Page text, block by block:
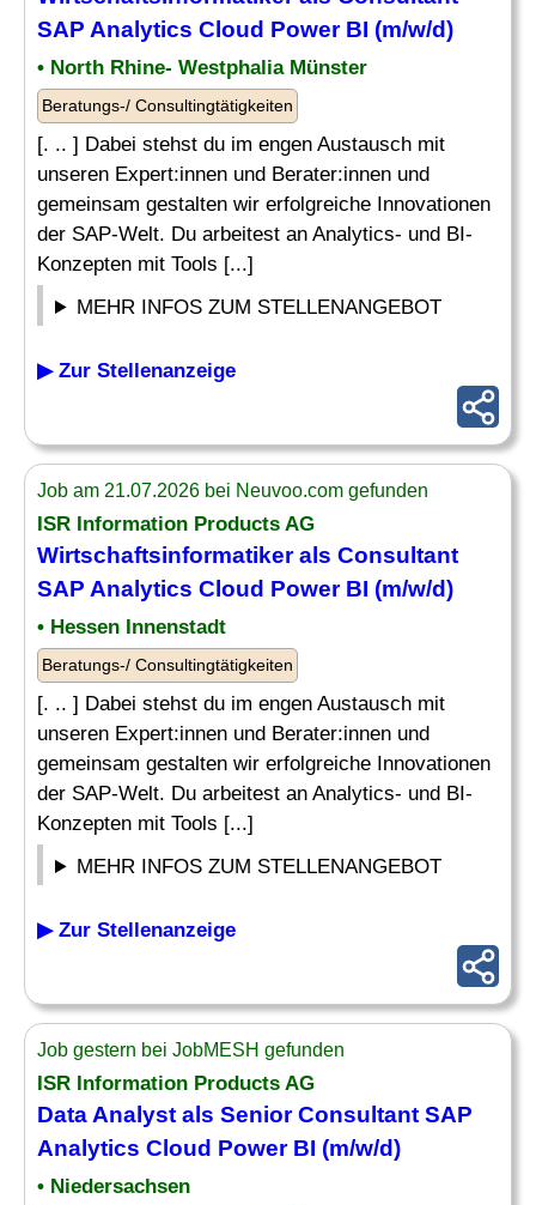
SAP Analytics Cloud Power BI (m/w/d)
• North Rhine- Westphalia Münster
Beratungs-/ Consultingtätigkeiten
[. .. ] Dabei stehst du im engen Austausch mit
unseren Expert:innen und Berater:innen und
gemeinsam gestalten wir erfolgreiche Innovationen
der SAP-Welt. Du arbeitest an Analytics- und BI-
Konzepten mit Tools [...]
MEHR INFOS ZUM STELLENANGEBOT
▶ Zur Stellenanzeige
Job am 21.07.2026 bei Neuvoo.com gefunden
ISR Information Products AG
Wirtschaftsinformatiker als Consultant
SAP Analytics Cloud Power BI (m/w/d)
• Hessen Innenstadt
Beratungs-/ Consultingtätigkeiten
[. .. ] Dabei stehst du im engen Austausch mit
unseren Expert:innen und Berater:innen und
gemeinsam gestalten wir erfolgreiche Innovationen
der SAP-Welt. Du arbeitest an Analytics- und BI-
Konzepten mit Tools [...]
MEHR INFOS ZUM STELLENANGEBOT
▶ Zur Stellenanzeige
Job gestern bei JobMESH gefunden
ISR Information Products AG
Data Analyst als Senior Consultant SAP
Analytics Cloud Power BI (m/w/d)
• Niedersachsen